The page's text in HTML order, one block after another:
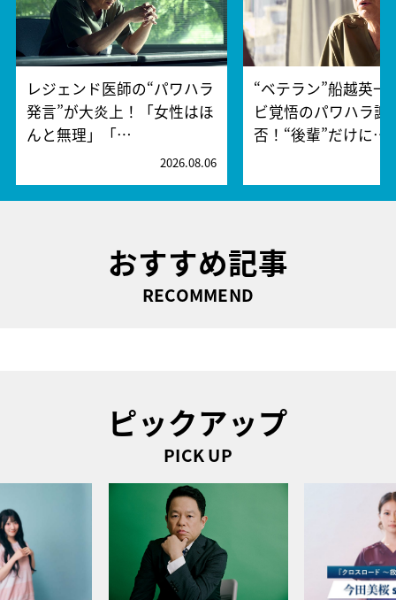
レジェンド医師の“パワハラ
発言”が大炎上！「女性はほ
んと無理」「…
2026.08.06
“ベテラン”船越英一
ビ覚悟のパワハラ謝
否！“後輩”だけに…
おすすめ記事
RECOMMEND
ピックアップ
PICK UP